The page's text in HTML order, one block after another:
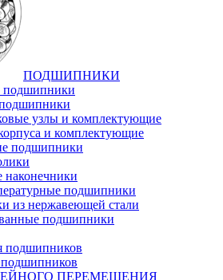
ПОДШИПНИКИ
узлы и комплектующие
и комплектующие
подшипники
подшипники
из нержавеющей стали
подшипники
подшипников
ПЕРЕМЕЩЕНИЯ